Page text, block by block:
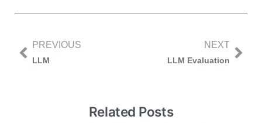
PREVIOUS
LLM
NEXT
LLM Evaluation
Related Posts